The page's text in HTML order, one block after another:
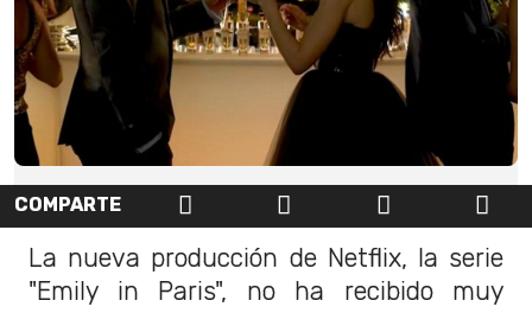
COMPARTE
La nueva producción de Netflix, la serie
"Emily in Paris", no ha recibido muy